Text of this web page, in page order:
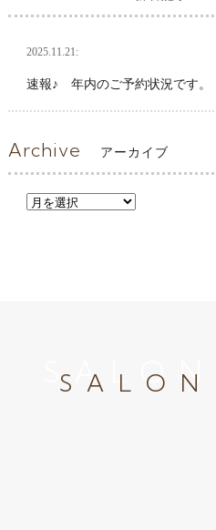
2025.11.21:
速報♪ 年内のご予約状況です。
Archive アーカイブ